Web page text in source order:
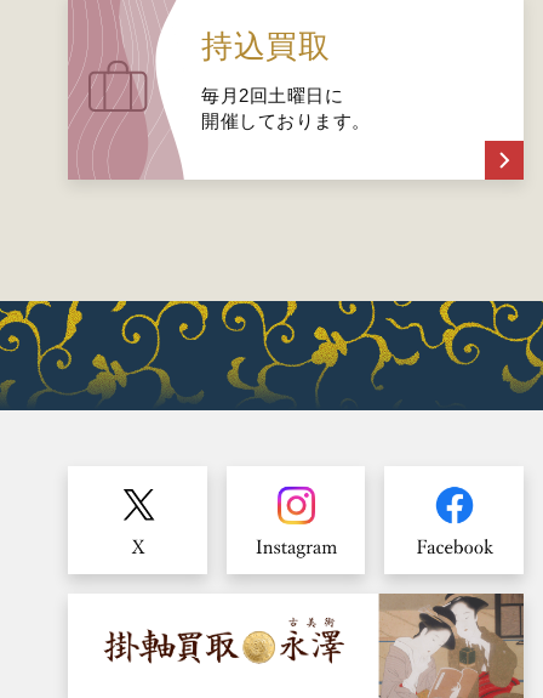
持込買取
毎月2回土曜日に
開催しております。